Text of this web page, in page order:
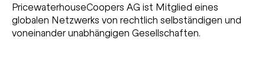
PricewaterhouseCoopers AG ist Mitglied eines
globalen Netzwerks von rechtlich selbständigen und
voneinander unabhängigen Gesellschaften.